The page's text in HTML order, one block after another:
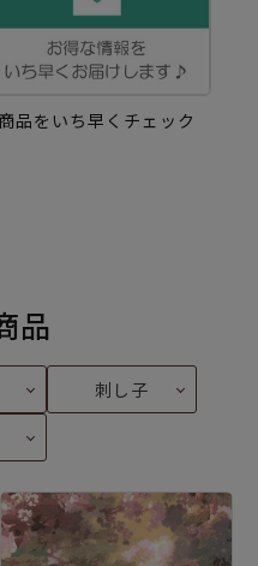
品をいち早くチェック
品
刺し子